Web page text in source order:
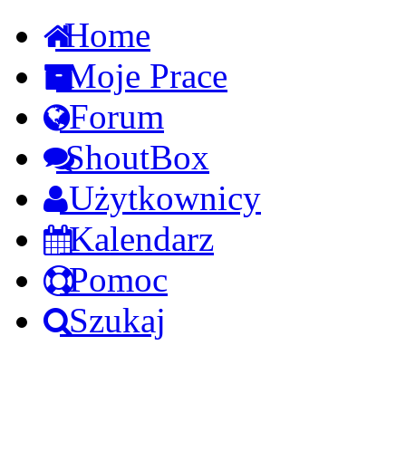
Home
Moje Prace
Forum
ShoutBox
Użytkownicy
Kalendarz
Pomoc
Szukaj